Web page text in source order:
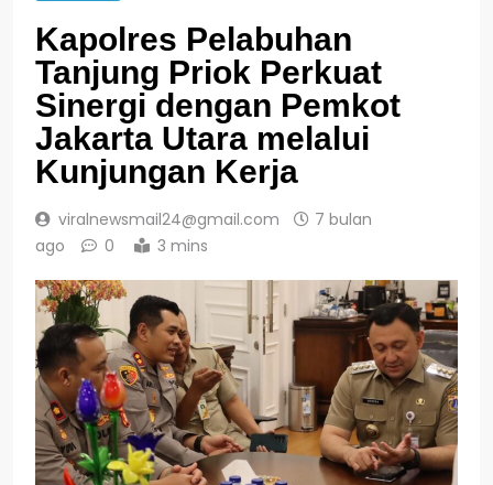
Kapolres Pelabuhan
Tanjung Priok Perkuat
Sinergi dengan Pemkot
Jakarta Utara melalui
Kunjungan Kerja
viralnewsmail24@gmail.com
7 bulan
ago
0 3 mins